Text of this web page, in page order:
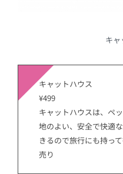
キャ
キャットハウス
¥499
キャットハウスは、ペ
地のよい、安全で快適
きるので旅行にも持っ
売り